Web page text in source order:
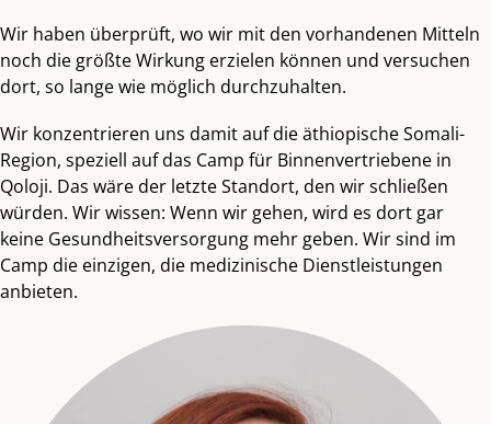
Wir haben überprüft, wo wir mit den vorhandenen Mitteln
noch die größte Wirkung erzielen können und versuchen
dort, so lange wie möglich durchzuhalten.
Wir konzentrieren uns damit auf die äthiopische Somali-
Region, speziell auf das Camp für Binnenvertriebene in
Qoloji. Das wäre der letzte Standort, den wir schließen
würden. Wir wissen: Wenn wir gehen, wird es dort gar
keine Gesundheitsversorgung mehr geben. Wir sind im
Camp die einzigen, die medizinische Dienstleistungen
anbieten.